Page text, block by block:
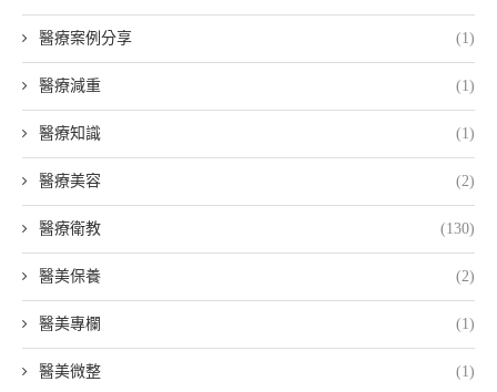
醫療案例分享 (1)
醫療減重 (1)
醫療知識 (1)
醫療美容 (2)
醫療衛教 (130)
醫美保養 (2)
醫美專欄 (1)
醫美微整 (1)